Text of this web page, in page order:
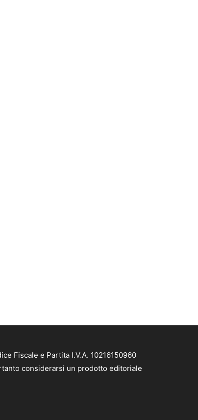
Fiscale e Partita I.V.A. 10216150960
considerarsi un prodotto editoriale